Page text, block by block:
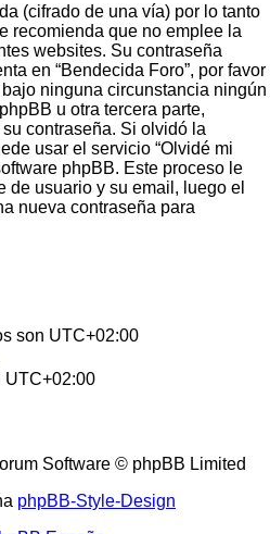
(cifrado de una vía) por lo tanto
recomienda que no emplee la
websites. Su contraseña
en “Bendecida Foro”, por favor
ninguna circunstancia ningún
u otra tercera parte,
contraseña. Si olvidó la
usar el servicio “Olvidé mi
phpBB. Este proceso le
de usuario y su email, luego el
nueva contraseña para
son UTC+02:00
UTC+02:00
Software © phpBB Limited
phpBB-Style-Design